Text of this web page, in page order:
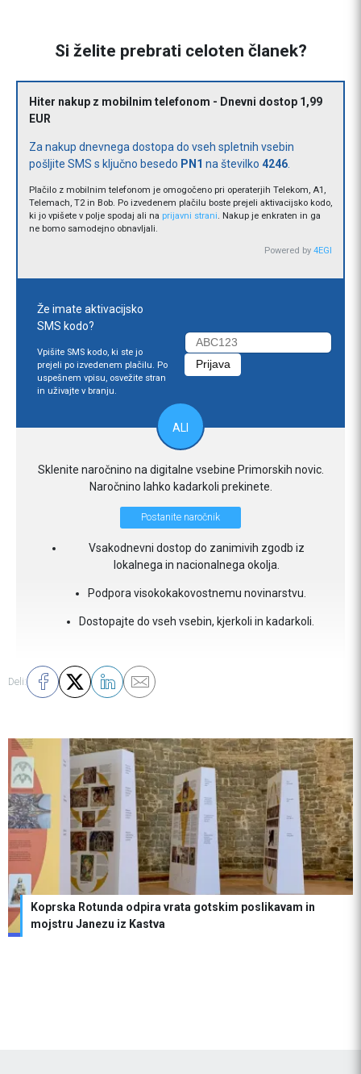
Si želite prebrati celoten članek?
Hiter nakup z mobilnim telefonom - Dnevni dostop 1,99
EUR
Za nakup dnevnega dostopa do vseh spletnih vsebin
pošljite SMS s ključno besedo PN1 na številko 4246
Plačilo z mobilnim telefonom je omogočeno pri operaterjih Telekom, A1,
Telemach, T2 in Bob. Po izvedenem plačilu boste prejeli aktivacijsko kodo,
ki jo vpišete v polje spodaj ali na prijavni strani. Nakup je enkraten in ga
ne bomo samodejno obnavljali.
Powered by 4EGI
Že imate aktivacijsko
SMS kodo?
Vpišite SMS kodo, ki ste jo
prejeli po izvedenem plačilu. Po
uspešnem vpisu, osvežite stran
in uživajte v branju.
ALI
Sklenite naročnino na digitalne vsebine Primorskih novic.
Naročnino lahko kadarkoli prekinete.
Postanite naročnik
Vsakodnevni dostop do zanimivih zgodb iz
lokalnega in nacionalnega okolja.
Podpora visokokakovostnemu novinarstvu.
Dostopajte do vseh vsebin, kjerkoli in kadarkoli.
Deli:
Koprska Rotunda odpira vrata gotskim poslikavam in
mojstru Janezu iz Kastva